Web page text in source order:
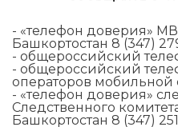
- «телефон доверия»
Башкортостан 8 (347)
- общероссийский
- общероссийский
операторов мобильной
- «телефон доверия»
Следственного
Башкортостан 8 (347)